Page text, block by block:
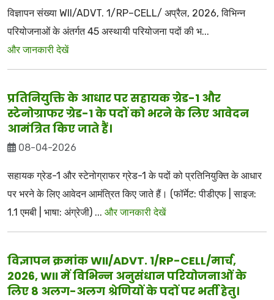
विज्ञापन संख्या WII/ADVT. 1/RP–CELL/ अप्रैल, 2026, विभिन्न
परियोजनाओं के अंतर्गत 45 अस्थायी परियोजना पदों की भ...
और जानकारी देखें
प्रतिनियुक्ति के आधार पर सहायक ग्रेड-1 और
स्टेनोग्राफर ग्रेड-1 के पदों को भरने के लिए आवेदन
आमंत्रित किए जाते हैं।
08-04-2026
सहायक ग्रेड-1 और स्टेनोग्राफर ग्रेड-1 के पदों को प्रतिनियुक्ति के आधार
पर भरने के लिए आवेदन आमंत्रित किए जाते हैं। (फॉर्मेट: पीडीएफ | साइज:
1.1 एमबी | भाषा: अंग्रेजी) ... और जानकारी देखें
विज्ञापन क्रमांक WII/ADVT. 1/RP-CELL/मार्च,
2026, WII में विभिन्न अनुसंधान परियोजनाओं के
लिए 8 अलग-अलग श्रेणियों के पदों पर भर्ती हेतु।